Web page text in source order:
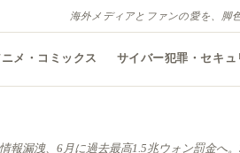
海外メディアとファンの愛を、脚
メ・コミックス サイバー犯罪・セキュ
情報漏洩、6月に過去最高1.5兆ウォン罰金へ